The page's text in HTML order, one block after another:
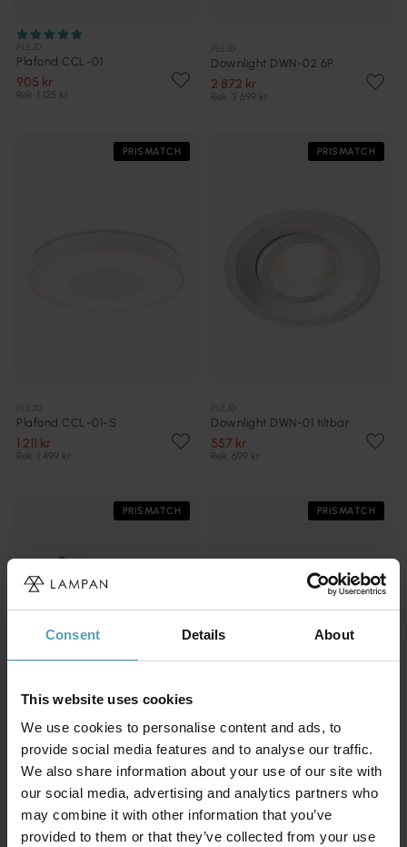
Consent Details About
This website uses cookies
We use cookies to personalise content and ads, to
provide social media features and to analyse our traffic.
We also share information about your use of our site with
our social media, advertising and analytics partners who
may combine it with other information that you’ve
provided to them or that they’ve collected from your use
Plafond CCL-01
905 kr
Rek. 1 125 kr
Downlight DWN-02 6P
2 872 kr
Rek. 3 699 kr
PRISMATCH
Plafond CCL-01-S
1 211 kr
Rek. 1 499 kr
PRISMATCH
Downlight DWN-01 tiltbar
557 kr
Rek. 699 kr
PRISMATCH
PLEJD
193 kr
Rek. 249 kr
PRISMATCH
PLEJD
Downlight DWN-02
497 kr
Rek. 645 kr